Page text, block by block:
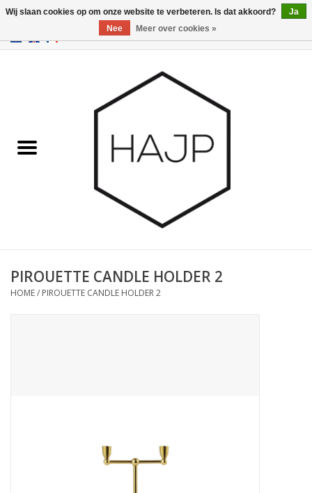
GBP/USD
Gadgets
PIROUETTE CANDLE HOLDER 2
HOME/ PIROUETTE CANDLE HOLDER 2
Wij slaan cookies op om onze website te verbeteren. Is dat akkoord?
Ja
Nee
Meer over cookies »